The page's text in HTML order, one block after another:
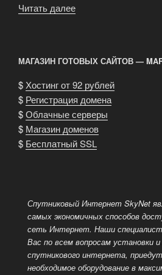
Читать далее
совместное
использование?»
МАГАЗИН ГОТОВЫХ САЙТОВ —
$ Хостинг от 92 рублей
$ Регистрация домена
$Облачные серверы
$ Магазин доменов
$ Бесплатный SSL
Спутниковый Интернет SkyNet
самых экономичных способов
сеть Интернет. Наши
Вас по всем вопросам установки
спутникового интернета,
необходимое оборудование в